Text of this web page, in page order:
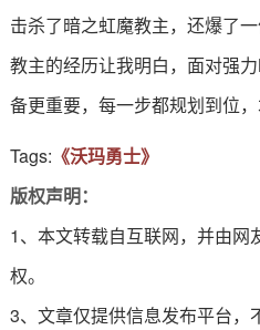
击杀了暗之虹魔教主，还爆了
教主的经历让我明白，面对强
备更重要，每一步都规划到位
Tags: 《沃玛勇士》
版权声明：
1、本文转载自互联网，并由网
权。
3、文章仅提供信息发布平台，